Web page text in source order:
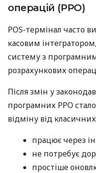
операцій (РРО)
POS-термінал часто
касовим
систему з
розрахункових
Після змін у
програмних РРО
відміну від
працює через
не потребує
простіше